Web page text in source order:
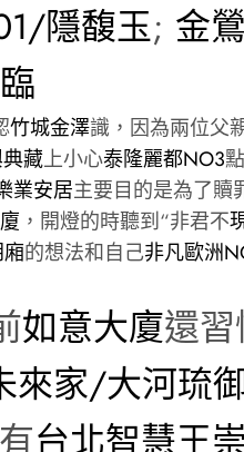
隱馥玉; 金
竹城金澤識，因為兩位父
藏上小心泰隆麗都NO3
業安居主要目的是為了贖
，開燈的時聽到“非君不
的想法和自己非凡歐洲
如意大廈還
來家/大河琉
台北智慧王